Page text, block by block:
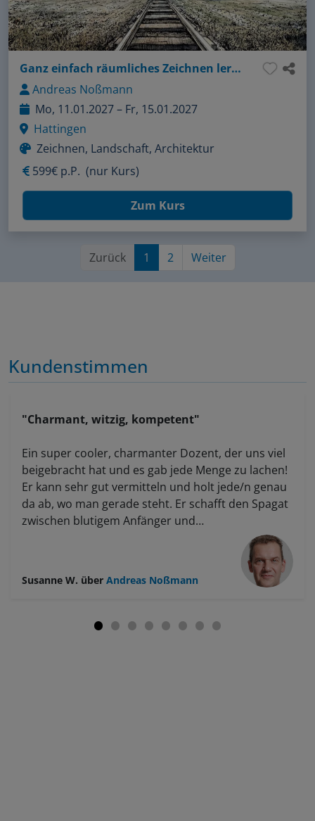
Ganz einfach räumliches Zeichnen lernen
Andreas Noßmann
Mo, 11.01.2027 – Fr, 15.01.2027
Hattingen
Zeichnen, Landschaft, Architektur
599€ p.P. (nur Kurs)
Zum Kurs
Zurück 1 2 Weiter
Kundenstimmen
"Charmant, witzig, kompetent"
Ein super cooler, charmanter Dozent, der uns viel
beigebracht hat und es gab jede Menge zu lachen!
Er kann sehr gut vermitteln und holt jede/n genau
da ab, wo man gerade steht. Er schafft den Spagat
zwischen blutigem Anfänger und
Fortgeschrittenem und bekommt es hin, dass am
Ende wirklich alle zufrieden sind. Wir waren alle
traurig, dass der Kurs so schnell vorüber war, was
will man mehr? Nach so einem Kurs komme ich
Herangehensweise. Er macht das Ganze nicht
Susanne W. über Andreas Noßmann